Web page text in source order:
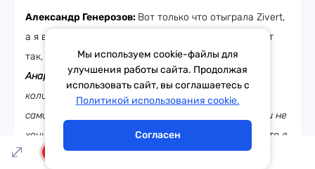
Александр Генерозов: Вот только что отыграла Zivert,
а я вспомню другую песню, где она поет «но бывает
так, что одиноким лучше всех». Согласишься?
Анар:
Ну, я действительно какое-то колоссальное
количество времени люблю проводить наедине с
самим собой. Я с этим поделать ничего не могу, да и не
хочу, потому что, ну, мне правда так нравится! Ну что я
могу поделать, такой у меня каркас и структура
Тема дня Гороскоп
Мы используем cookie-файлы для
улучшения работы сайта. Продолжая
использовать сайт, вы соглашаетесь с
Политикой использования cookie.
Согласен